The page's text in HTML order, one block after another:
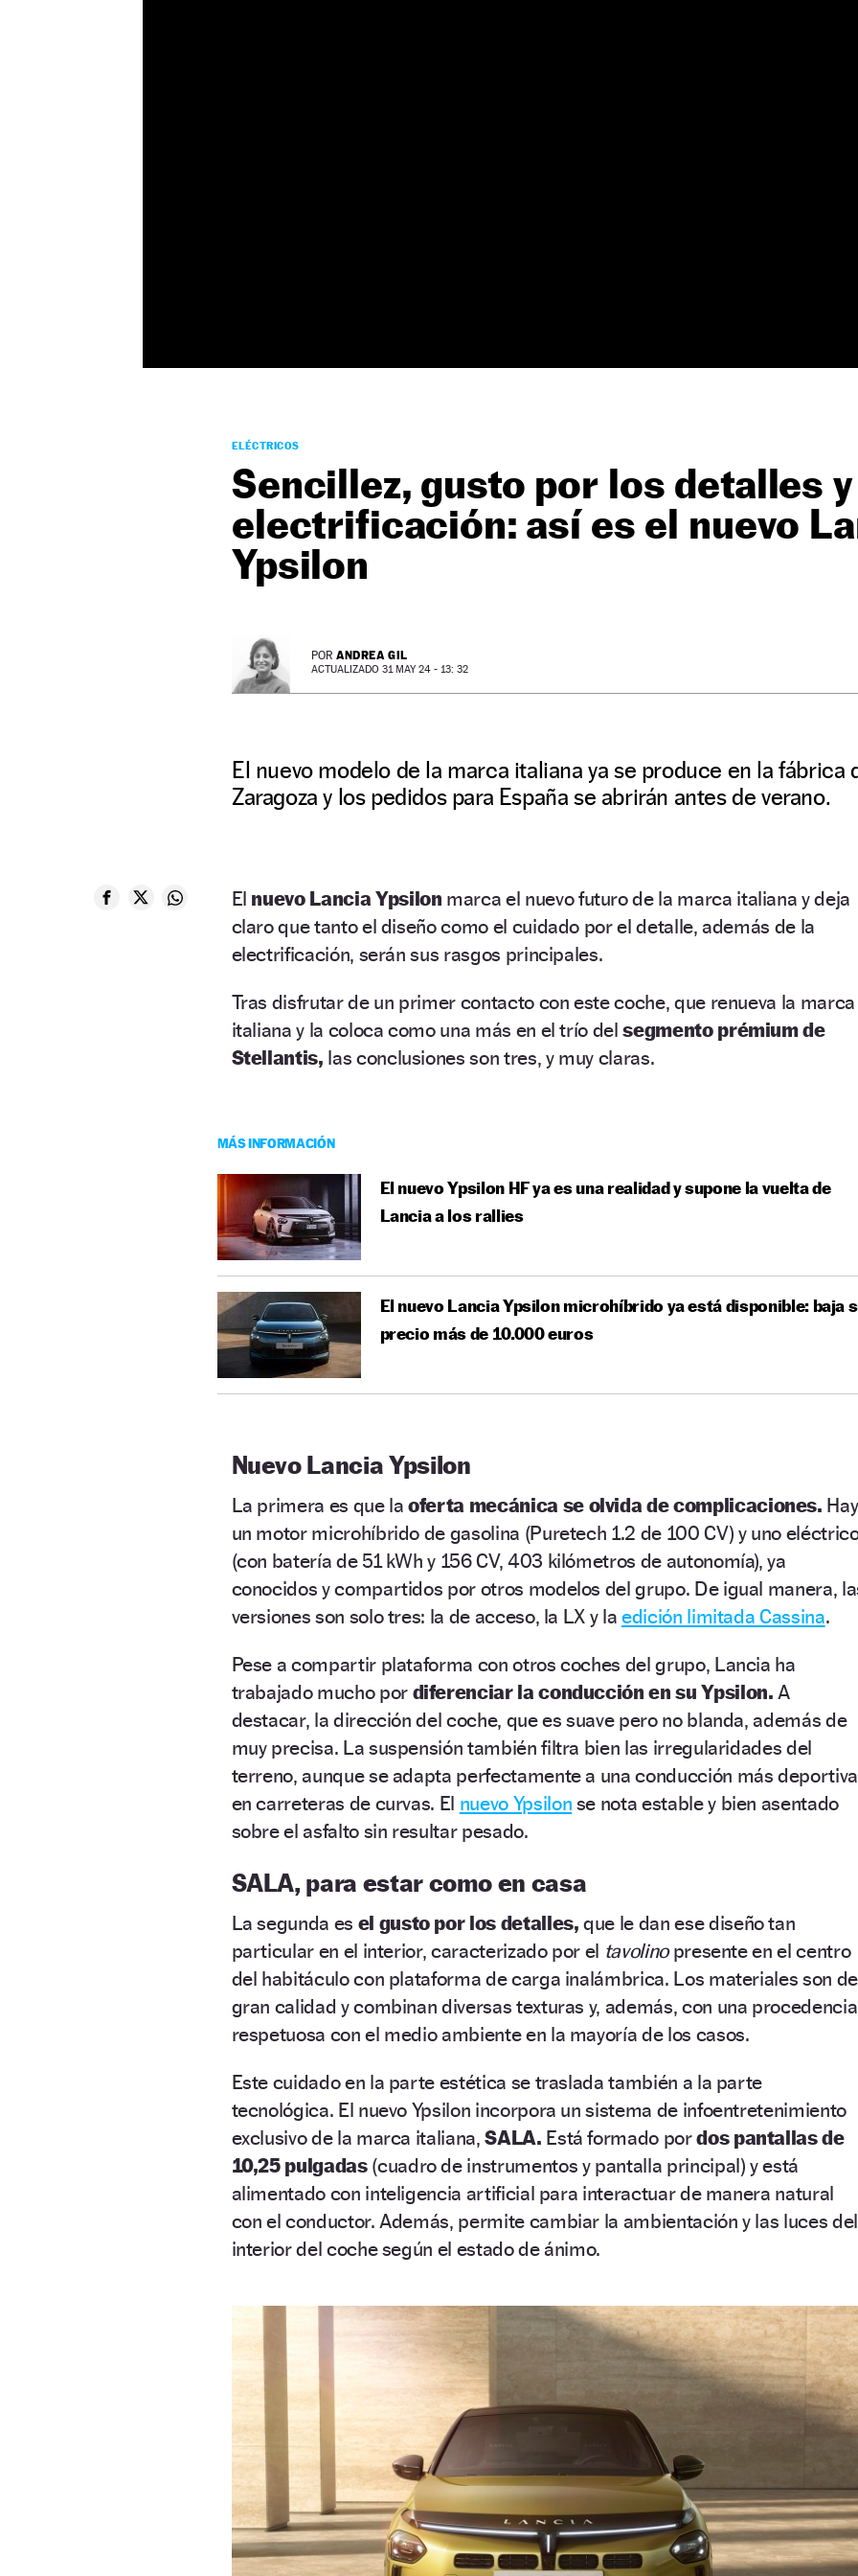
ELÉCTRICOS
Sencillez, gusto por los detalles y
electrificación: así es el nuevo
Ypsilon
POR ANDREA GIL
ACTUALIZADO 31 MAY 24 - 13: 32
El nuevo modelo de la marca italiana ya se produce en la fábrica
Zaragoza y los pedidos para España se abrirán antes de verano.
El nuevo Lancia Ypsilon marca el nuevo futuro de la marca italiana y deja
claro que tanto el diseño como el cuidado por el detalle, además de la
electrificación, serán sus rasgos principales.
Tras disfrutar de un primer contacto con este coche, que renueva la marca
italiana y la coloca como una más en el trío delsegmento prémium de
Stellantis, las conclusiones son tres, y muy claras.
MÁS INFORMACIÓN
El nuevo Ypsilon HF ya es una realidad y supone la vuelta de
Lancia a los rallies
El nuevo Lancia Ypsilon microhíbrido ya está disponible: baja
precio más de 10.000 euros
Nuevo Lancia Ypsilon
La primera es que laoferta mecánica se olvida de complicaciones. Hay
un motor microhíbrido de gasolina (Puretech 1.2 de 100 CV) y uno
(con batería de 51 kWh y 156 CV, 403 kilómetros de autonomía), ya
conocidos y compartidos por otros modelos del grupo. De igual manera,
versiones son solo tres: la de acceso, la LX y la edición limitada Cassina.
Pese a compartir plataforma con otros coches del grupo, Lancia ha
trabajado mucho por diferenciar la conducción en su Ypsilon.A
destacar, la dirección del coche, que es suave pero no blanda, además de
muy precisa. La suspensión también filtra bien las irregularidades del
terreno, aunque se adapta perfectamente a una conducción más deportiva
en carreteras de curvas. El nuevo Ypsilon se nota estable y bien asentado
sobre el asfalto sin resultar pesado.
SALA, para estar como en casa
La segunda es el gusto por los detalles,que le dan ese diseño tan
particular en el interior, caracterizado por el tavolinopresente en el centro
del habitáculo con plataforma de carga inalámbrica. Los materiales son de
gran calidad y combinan diversas texturas y, además, con una procedencia
respetuosa con el medio ambiente en la mayoría de los casos.
Este cuidado en la parte estética se traslada también a la parte
tecnológica. El nuevo Ypsilon incorpora un sistema de infoentretenimiento
exclusivo de la marca italiana,SALA. Está formado pordos pantallas de
10,25 pulgadas (cuadro de instrumentos y pantalla principal) y está
alimentado con inteligencia artificial para interactuar de manera natural
con el conductor. Además, permite cambiar la ambientación y las luces del
interior del coche según el estado de ánimo.